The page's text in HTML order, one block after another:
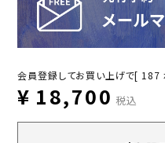
会員登録してお買い上げで[ 187
¥ 18,700 税込